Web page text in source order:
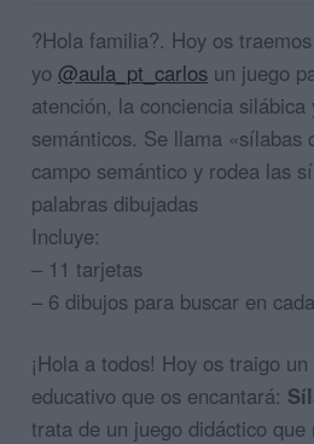
?Hola familia?. Hoy os traemos
yo @aula_pt_carlos un juego
atención, la conciencia silábica
semánticos. Se llama «sílabas
campo semántico y rodea las
palabras dibujadas
Incluye:
– 11 tarjetas
– 6 dibujos para buscar en
¡Hola a todos! Hoy os traigo
educativo que os encantará:
trata de un juego didáctico que